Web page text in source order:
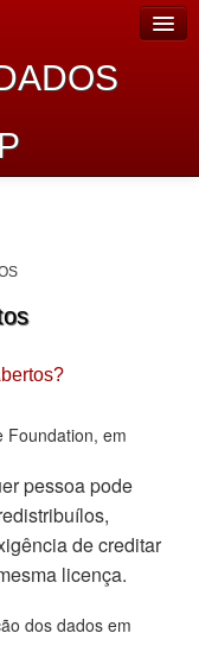
Foundation, em
pessoa pode
de creditar
licença.
dos dados em